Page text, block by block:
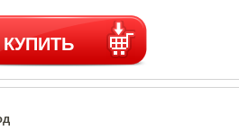
КУПИТЬ